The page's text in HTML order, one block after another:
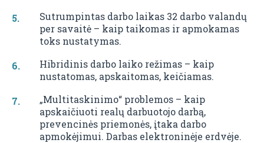
Sutrumpintas darbo laikas 32 darbo valandų
per savaitė – kaip taikomas ir apmokamas
toks nustatymas.
Hibridinis darbo laiko režimas – kaip
nustatomas, apskaitomas, keičiamas.
„Multitaskinimo“ problemos – kaip
apskaičiuoti realų darbuotojo darbą,
prevencinės priemonės, įtaka darbo
apmokėjimui. Darbas elektroninėje erdvėje.